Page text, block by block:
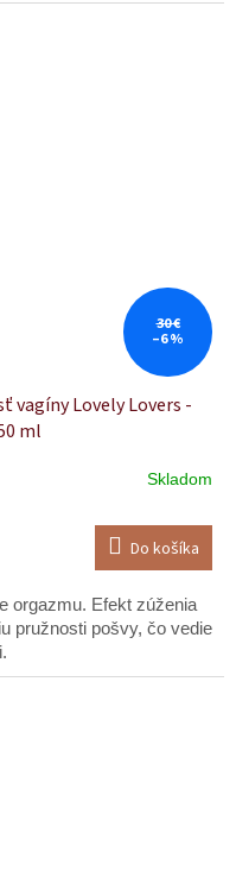
30 €
–6 %
vagíny Lovely Lovers -
ml
Skladom
Do košíka
orgazmu. Efekt zúženia
pružnosti pošvy, čo vedie